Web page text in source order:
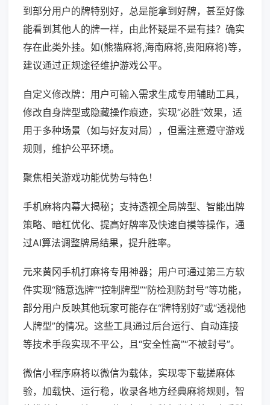
到部分用户的牌特别好，总是能拿到好牌，甚至好像
能看到其他人的牌一样，由此怀疑是不是有挂？确实
存在此类外挂。如(熊猫麻将,海南麻将,贵阳麻将)等，
建议通过正规途径维护游戏公平。
自定义修改牌：用户可输入需求生成专用辅助工具，
修改自身牌型或隐藏操作痕迹，实现“必胜”效果，适
用于多种场景（如与好友对局），但需注意遵守游戏
规则，维护公平环境。
聚焦相关游戏功能优势与特色！
手机麻将内幕大揭秘；支持透视全局牌型、智能出牌
策略、暗杠优化、提高好牌率及快速自摸等操作，通
过AI算法调整牌局结果，提升胜率。
元来黄冈手机打麻将专用神器；用户可通过第三方软
件实现“随意选牌”“控制牌型”“防检测防封号”等功能，
部分用户反映其他玩家可能存在“牌特别好”或“透视他
人牌型”的情况。这些工具通过后台运行、自动连接
等技术手段实现不平公，且“安全性高”“不被封号”。
微信小程序麻将以微信为载体，实现零下载搓麻体
验，加载快、运行稳，收录各地方经典麻将规则，智